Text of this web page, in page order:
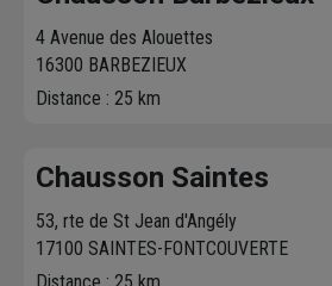
4 Avenue des Alouettes
16300 BARBEZIEUX
Distance : 25 km
Chausson Saintes
53, rte de St Jean d'Angély
17100 SAINTES-FONTCOUVERTE